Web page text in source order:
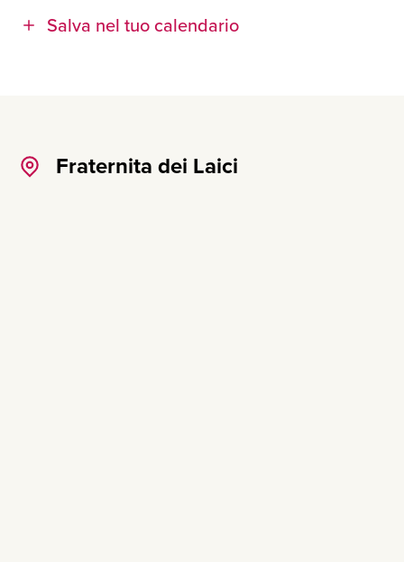
Salva nel tuo calendario
Fraternita dei Laici